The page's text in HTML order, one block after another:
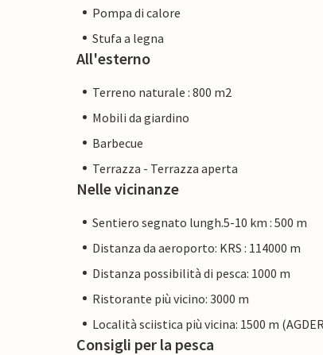
Pompa di calore
Stufa a legna
All'esterno
Terreno naturale : 800 m2
Mobili da giardino
Barbecue
Terrazza - Terrazza aperta
Nelle vicinanze
Sentiero segnato lungh.5-10 km : 500 m
Distanza da aeroporto: KRS : 114000 m
Distanza possibilità di pesca: 1000 m
Ristorante più vicino: 3000 m
Località sciistica più vicina: 1500 m
Consigli per la pesca